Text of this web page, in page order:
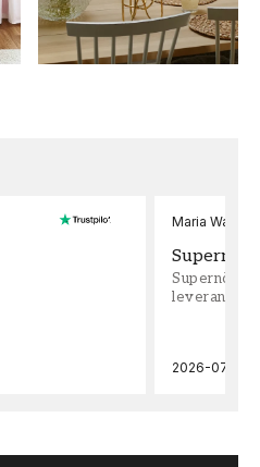
MÖNSTERPASSNING
Rak
Maria
leveran,
2026-07-22